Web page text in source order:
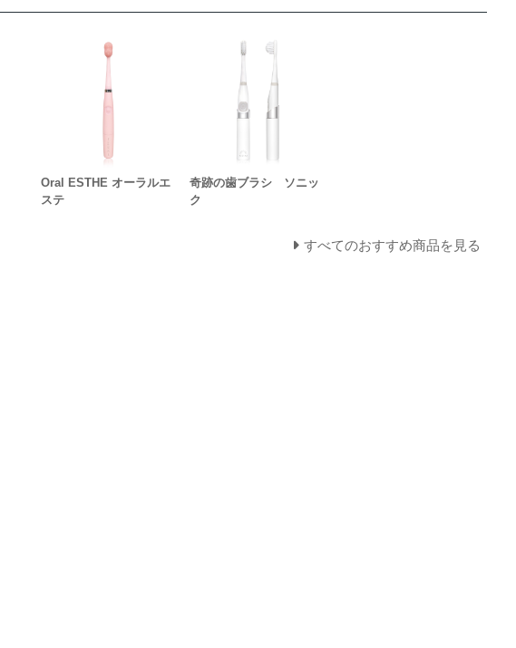
Oral ESTHE オーラルエ
ステ
奇跡の歯ブラシ ソニッ
ク
すべてのおすすめ商品を見る